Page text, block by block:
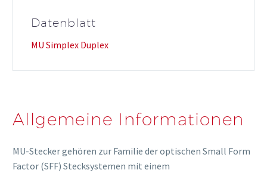
Datenblatt
MU Simplex Duplex
Allgemeine Informationen
MU-Stecker gehören zur Familie der optischen Small Form
Factor (SFF) Stecksystemen mit einem